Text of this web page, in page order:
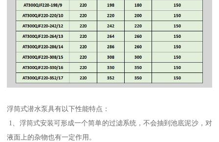
浮筒式潜水泵具有以下性能特点：
1、浮筒式安装可形成一个简单的过滤系统，不会抽到池底泥沙，对
液面上的杂物也有一定作用。